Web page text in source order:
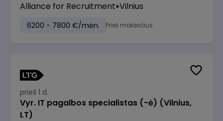
Alliance for Recruitment Vilnius
6200 - 7800 €/mėn. Prieš mokesčius
prieš 1 d.
Vyr. IT pagalbos specialistas (-ė) (Vilnius,
LT)